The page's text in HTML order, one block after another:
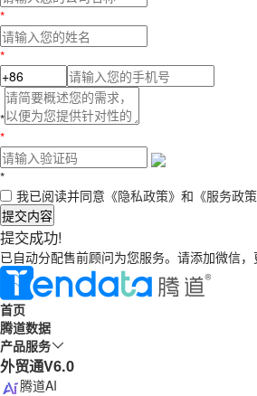
*
*
*
*
*
我已阅读并同意 《隐私政策》 和 《服务政策
提交内容
提交成功!
已自动分配售前顾问为您服务。请添加微信
首页
腾道数据
产品服务
外贸通V6.0
腾道AI